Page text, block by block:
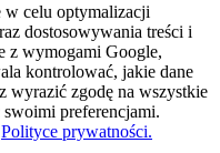
w celu optymalizacji
dostosowywania treści i
z wymogami Google,
kontrolować, jakie dane
wyrazić zgodę na wszystkie
preferencjami.
Polityce prywatności.